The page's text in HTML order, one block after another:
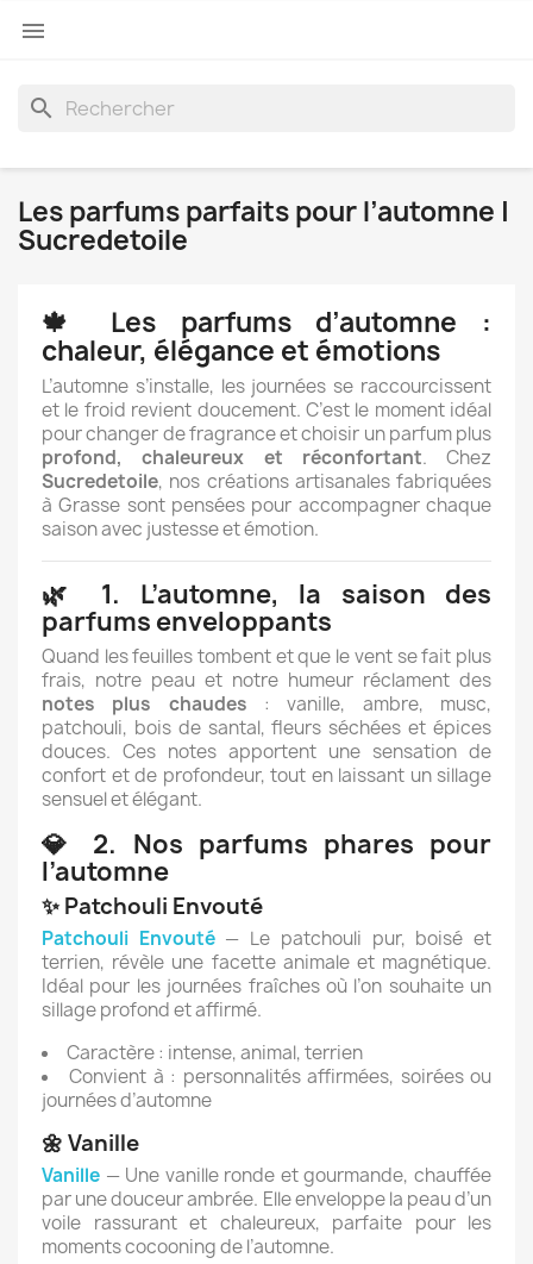

search
Les parfums parfaits pour l’automne |
Sucredetoile
🍁 Les parfums d’automne :
chaleur, élégance et émotions
L’automne s’installe, les journées se raccourcissent
et le froid revient doucement. C’est le moment idéal
pour changer de fragrance et choisir un parfum plus
profond, chaleureux et réconfortant. Chez
Sucredetoile, nos créations artisanales fabriquées
à Grasse sont pensées pour accompagner chaque
saison avec justesse et émotion.
🌿 1. L’automne, la saison des
parfums enveloppants
Quand les feuilles tombent et que le vent se fait plus
frais, notre peau et notre humeur réclament des
notes plus chaudes : vanille, ambre, musc,
patchouli, bois de santal, fleurs séchées et épices
douces. Ces notes apportent une sensation de
confort et de profondeur, tout en laissant un sillage
sensuel et élégant.
💎 2. Nos parfums phares pour
l’automne
✨ Patchouli Envouté
Patchouli Envouté— Le patchouli pur, boisé et
terrien, révèle une facette animale et magnétique.
Idéal pour les journées fraîches où l’on souhaite un
sillage profond et affirmé.
Caractère : intense, animal, terrien
Convient à : personnalités affirmées, soirées ou
journées d’automne
🌼 Vanille
Vanille — Une vanille ronde et gourmande, chauffée
par une douceur ambrée. Elle enveloppe la peau d’un
voile rassurant et chaleureux, parfaite pour les
moments cocooning de l’automne.